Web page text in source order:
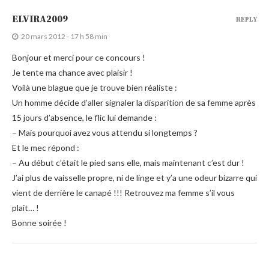
ELVIRA2009
20 mars 2012 - 17 h 58 min
Bonjour et merci pour ce concours !
Je tente ma chance avec plaisir !
Voilà une blague que je trouve bien réaliste :
Un homme décide d’aller signaler la disparition de sa femme après
15 jours d’absence, le flic lui demande :
– Mais pourquoi avez vous attendu si longtemps ?
Et le mec répond :
– Au début c’était le pied sans elle, mais maintenant c’est dur !
J’ai plus de vaisselle propre, ni de linge et y’a une odeur bizarre qui
vient de derrière le canapé !!! Retrouvez ma femme s’il vous
plait… !
Bonne soirée !
REPLY